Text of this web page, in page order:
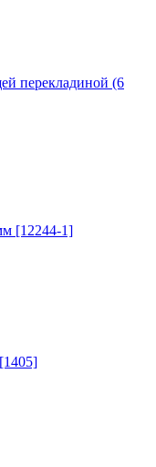
перекладиной (6
[12244-1]